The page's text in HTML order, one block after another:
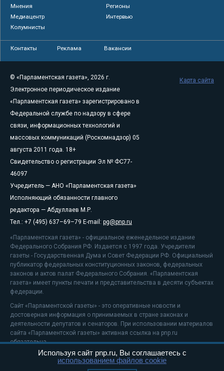
Мнения
Регионы
Медиацентр
Интервью
Колумнисты
Контакты Реклама Вакансии
© «Парламентская газета», 2026 г.
Электронное периодическое издание
«Парламентская газета» зарегистрировано в
Федеральной службе по надзору в сфере
связи, информационных технологий и
массовых коммуникаций (Роскомнадзор) 05
августа 2011 года. 18+
Свидетельство о регистрации Эл № ФС77-
46097
Учредитель — АНО «Парламентская газета»
Исполняющий обязанности главного
редактора — Абдуллаев М.Р.
Тел.: +7 (495) 637–69–79 E-mail: pg@pnp.ru
«Парламентская газета» - официальное еженедельное издание
Федерального Собрания РФ. Издается с 1997 года. Учредители
газеты - Государственная Дума и Совет Федерации РФ. Официальный
публикатор федеральных конституционных законов, федеральных
законов и актов палат Федерального Собрания. «Парламентская
газета» имеет пункты печати и представительства в десяти субъектах
федерации.
Сайт «Парламентской газеты» - это оперативные новости и
достоверная информация о принимаемых в стране законах и
деятельности депутатов и сенаторов. При использовании материалов
сайта «Парламентской газеты» активная ссылка на pnp.ru
обязательна.
На информационном ресурсе применяютсярекомендательные
Карта сайта
Используя сайт pnp.ru, Вы соглашаетесь с
использованием файлов cookie